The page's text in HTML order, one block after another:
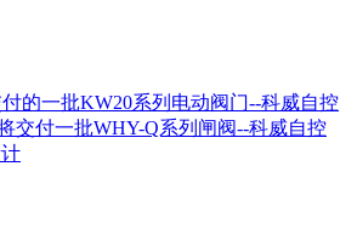
的一批KW20系列电动阀门--科威自控
交付一批WHY-Q系列闸阀--科威自控